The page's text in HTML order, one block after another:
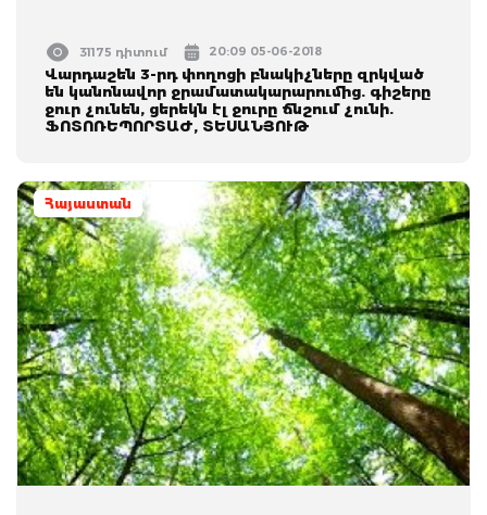
31175 դիտում 20:09 05-06-2018
Վարդաշեն 3-րդ փողոցի բնակիչները զրկված
են կանոնավոր ջրամատակարարումից. գիշերը
ջուր չունեն, ցերեկն էլ ջուրը ճնշում չունի.
ՖՈՏՈՌԵՊՈՐՏԱԺ, ՏԵՍԱՆՅՈՒԹ
Հայաստան